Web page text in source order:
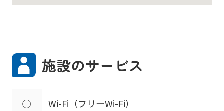
施設のサービス
◯ Wi-Fi（フリーWi-Fi）